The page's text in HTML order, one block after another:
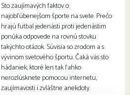
Sto zaujímavých faktov o
najobľúbenejšom športe na svete. Prečo
hrajú futbal jedenásti proti jedenástim
ponúka odpovede na rovnú stovku
takýchto otázok. Súvisia so zrodom a s
vývinom svetového športu. Čaká vás sto
hádaniek, ktoré len tak ľahko
nerozlúsknete pomocou internetu,
zaujímavosti i zvláštne anekdoty